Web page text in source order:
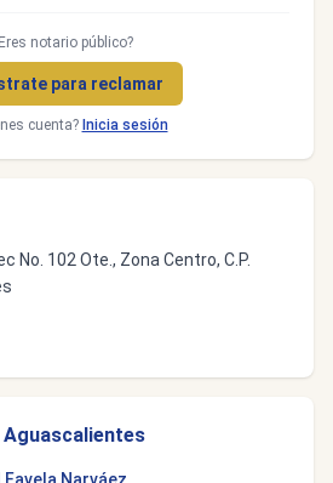
notario público?
para reclamar
cuenta? Inicia sesión
No. 102 Ote., Zona Centro, C.P.